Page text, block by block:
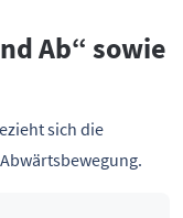
Ab“ sowie
sich die